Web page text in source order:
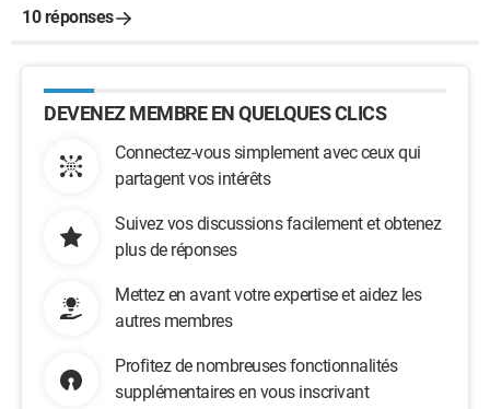
10 réponses
DEVENEZ MEMBRE EN QUELQUES CLICS
Connectez-vous simplement avec ceux qui
partagent vos intérêts
Suivez vos discussions facilement et obtenez
plus de réponses
Mettez en avant votre expertise et aidez les
autres membres
Profitez de nombreuses fonctionnalités
supplémentaires en vous inscrivant